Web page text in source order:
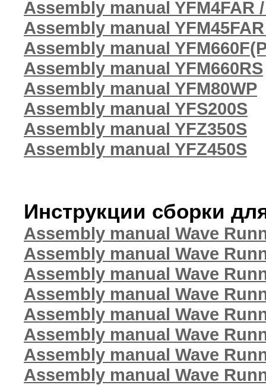
Assembly manual YFM4FAR
Assembly manual
Assembly manual
Assembly manual YFM660RS
Assembly manual YFM80WP
Assembly manual YFS200S
Assembly manual YFZ350S
Assembly manual YFZ450S
Инструкции сборки
Assembly manual Wave
Assembly manual Wave
Assembly manual Wave
Assembly manual Wave
Assembly manual Wave
Assembly manual Wave
Assembly manual Wave
Assembly manual Wave